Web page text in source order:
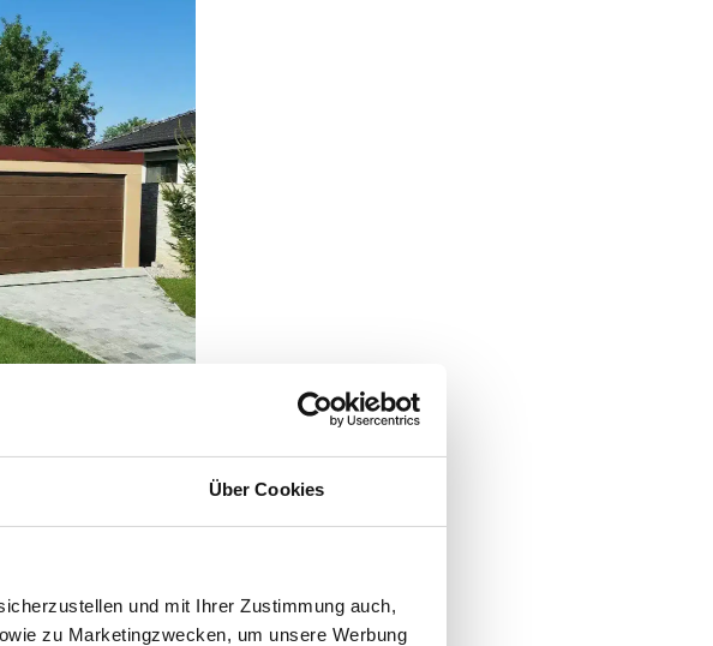
Über Cookies
und mit Ihrer Zustimmung auch,
zu Marketingzwecken, um unsere Werbung